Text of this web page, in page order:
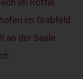
im Grabfeld
an der Saale